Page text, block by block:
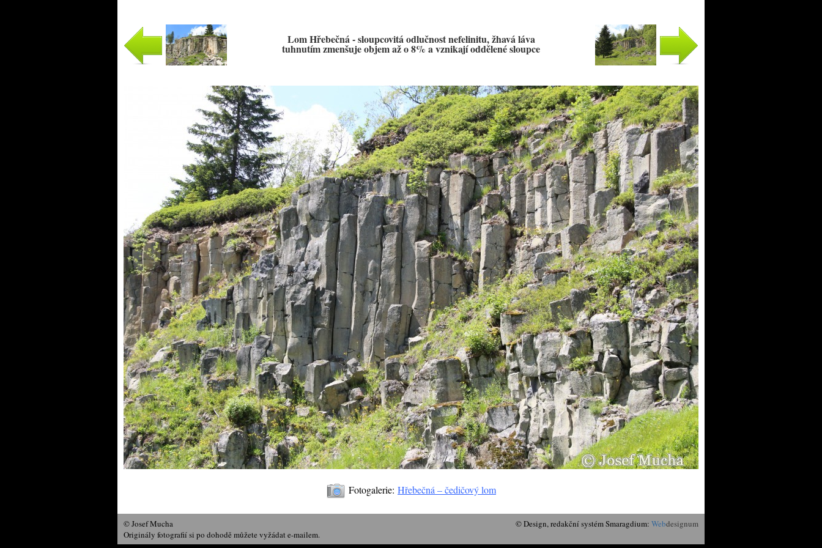
Lom Hřebečná - sloupcovitá odlučnost nefelinitu, žhavá láva
tuhnutím zmenšuje objem až o 8% a vznikají oddělené sloupce
Fotogalerie: Hřebečná – čedičový lom
© Josef Mucha
Originály fotografií si po dohodě můžete vyžádat e-mailem.
© Design, redakční systém Smaragdium: Webdesignum